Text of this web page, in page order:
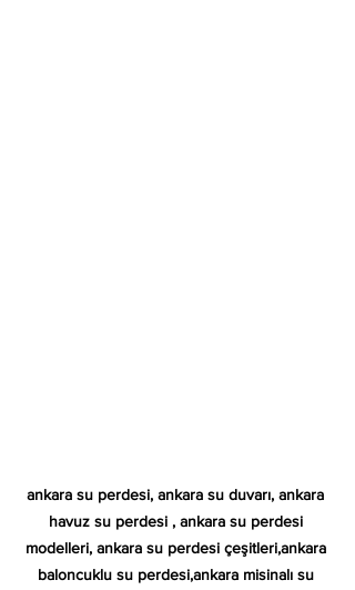
ankara su perdesi, ankara su duvarı, ankara
havuz su perdesi , ankara su perdesi
modelleri, ankara su perdesi çeşitleri,ankara
baloncuklu su perdesi,ankara misinalı su